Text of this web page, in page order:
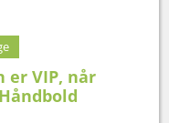
er VIP, når